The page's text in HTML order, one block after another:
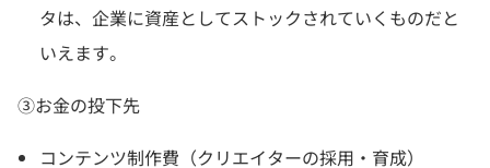
タは、企業に資産としてストックされていくものだと
いえます。
③お金の投下先
コンテンツ制作費（クリエイターの採用・育成）